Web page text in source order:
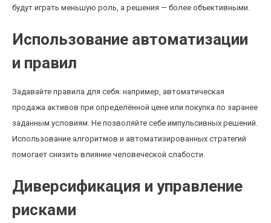
будут играть меньшую роль, а решения — более объективными.
Использование автоматизации
и правил
Задавайте правила для себя: например, автоматическая
продажа активов при определённой цене или покупка по заранее
заданным условиям. Не позволяйте себе импульсивных решений.
Использование алгоритмов и автоматизированных стратегий
помогает снизить влияние человеческой слабости.
Диверсификация и управление
рисками